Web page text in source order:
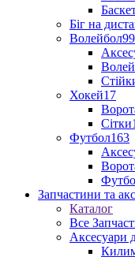
Біг на
Волейбол99
Хокей17
Сітки1
Футбол163
Запчастини та
Каталог
Все
Аксесуари